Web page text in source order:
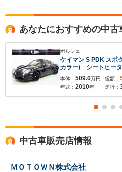
あなたにおすすめの中古
ポルシェ
ケイマン S PDK スポ
カラー) シートヒー
ライト PASM ホワ
ロッツェリアAVIC-
クカメラ ETC
本体： 509.0万円
年式： 2010年
総額：
走行：
中古車販売店情報
ＭＯＴＯＷＮ株式会社
入力途中の情報を
※次回問い合わせをする